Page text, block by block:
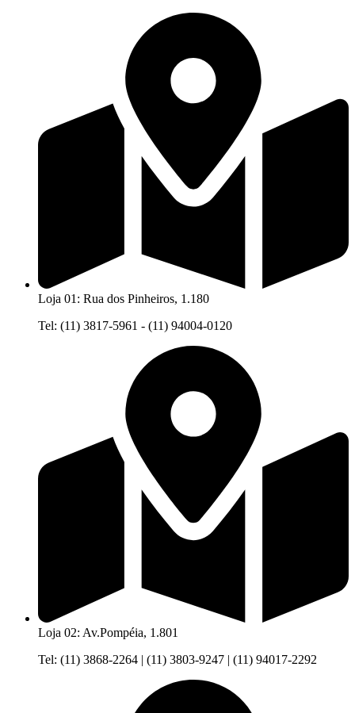
Loja 01: Rua dos Pinheiros, 1.180
Tel: (11) 3817-5961 - (11) 94004-0120
Loja 02: Av.Pompéia, 1.801
Tel: (11) 3868-2264 | (11) 3803-9247 | (11) 94017-2292